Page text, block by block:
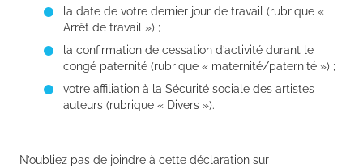
la date de votre dernier jour de travail (rubrique «
Arrêt de travail ») ;
la confirmation de cessation d’activité durant le
congé paternité (rubrique « maternité/paternité ») ;
votre affiliation à la Sécurité sociale des artistes
auteurs (rubrique « Divers »).
N’oubliez pas de joindre à cette déclaration sur